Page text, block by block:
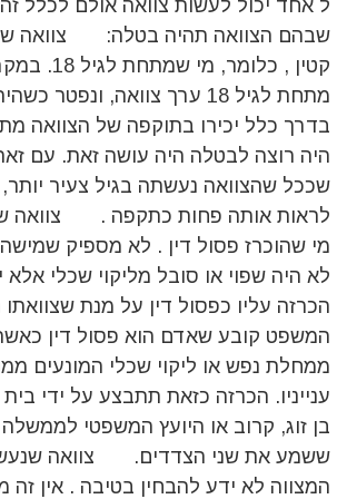
ל אחד יכול לעשות צוואה אולם לכלל
שבהם הצוואה תהיה בטלה: צוואה
קטין , כלומר,
בדרך כלל יכירו בתוקפה של הצוואה
היה רוצה לבטלה היה עושה זאת. עם
שככל שהצוואה נעשתה בגיל צעיר
לראות אותה פחות כתקפה . צוואה
מי שהוכרז פסול דין . לא מספיק
לא היה שפוי או סובל מליקוי שכלי
הכרזה עליו כפסול דין על מנת
המשפט קובע שאדם הוא פסול דין
ממחלת נפש או ליקוי שכלי המונעים
ענייניו. הכרזה כזאת תתבצע על ידי
בן זוג, קרוב או היועץ המשפטי
ששמע את שני הצדדים. צוואה
המצווה לא ידע להבחין בטיבה . אין זה